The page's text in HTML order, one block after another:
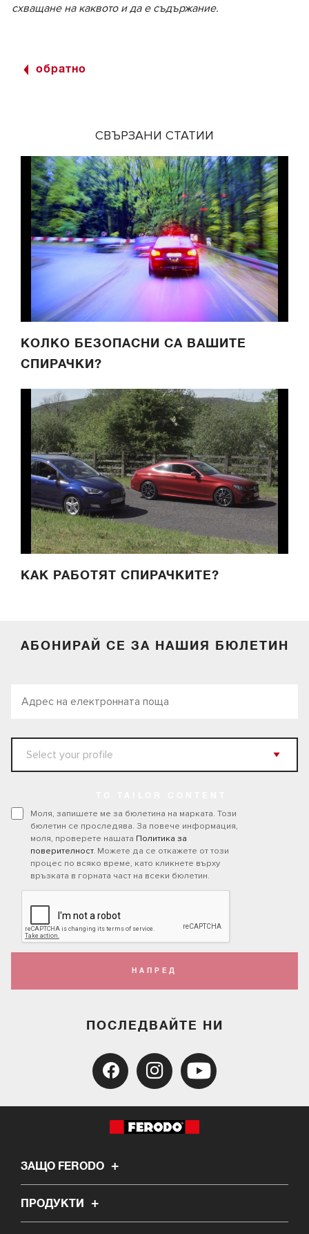
схващане на каквото и да е съдържание.
обратно
СВЪРЗАНИ СТАТИИ
КОЛКО БЕЗОПАСНИ СА ВАШИТЕ
СПИРАЧКИ?
КАК РАБОТЯТ СПИРАЧКИТЕ?
АБОНИРАЙ СЕ ЗА НАШИЯ БЮЛЕТИН
Моля, запишете ме за бюлетина на марката. Този
бюлетин се проследява. За повече информация,
моля, проверете нашата Политика за
поверителност. Можете да се откажете от този
процес по всяко време, като кликнете върху
връзката в горната част на всеки бюлетин.
НАПРЕД
ПОСЛЕДВАЙТЕ НИ
ЗАЩО FERODO
ПРОДУКТИ